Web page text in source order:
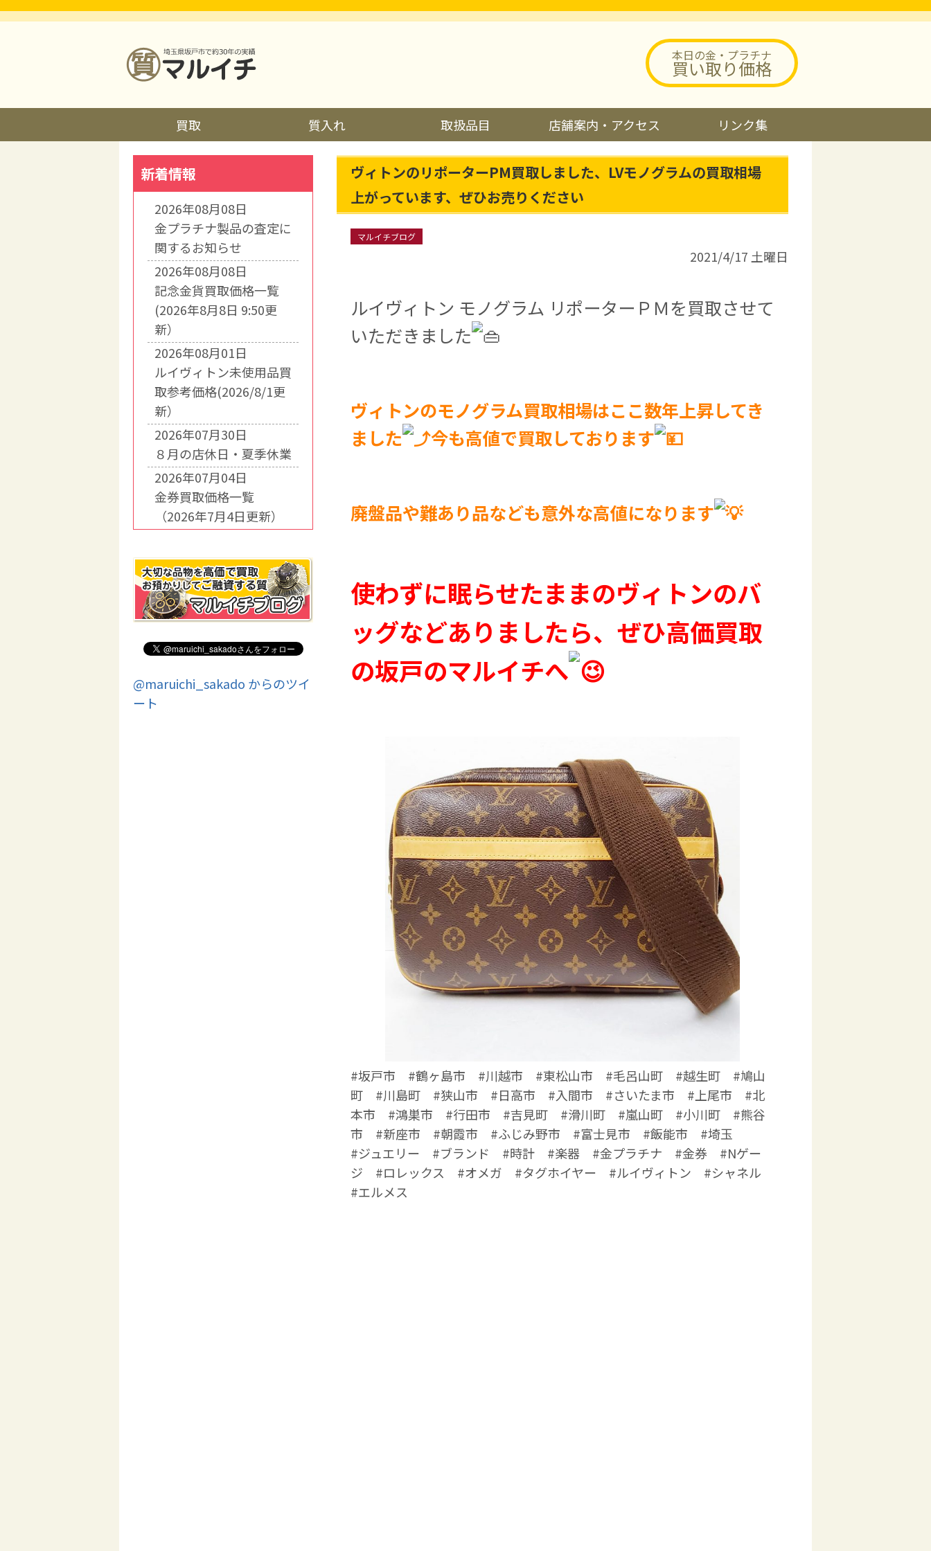
本日の金・プラチナ
買い取り価格
買取 質入れ 取扱品目 店舗案内・アクセス リンク集
ヴィトンのリポーターPM買取しました、LVモノグラムの買取相場
上がっています、ぜひお売りください
マルイチブログ
2021/4/17 土曜日
ルイヴィトン モノグラム リポーターＰＭを買取させて
いただきました
ヴィトンのモノグラム買取相場はここ数年上昇してき
ました
今も高値で買取しております
廃盤品や難あり品なども意外な高値になります
使わずに眠らせたままのヴィトンのバ
ッグなどありましたら、ぜひ高価買取
の坂戸のマルイチへ
#坂戸市 #鶴ヶ島市 #川越市 #東松山市 #毛呂山町 #越生町 #鳩山
町 #川島町 #狭山市 #日高市 #入間市 #さいたま市 #上尾市 #北
本市 #鴻巣市 #行田市 #吉見町 #滑川町 #嵐山町 #小川町 #熊谷
市 #新座市 #朝霞市 #ふじみ野市 #富士見市 #飯能市 #埼玉
#ジュエリー #ブランド #時計 #楽器 #金プラチナ #金券 #Nゲー
ジ #ロレックス #オメガ #タグホイヤー #ルイヴィトン #シャネル
#エルメス
新着情報
2026年08月08日
金プラチナ製品の査定に
関するお知らせ
2026年08月08日
記念金貨買取価格一覧
(2026年8月8日 9:50更
新）
2026年08月01日
ルイヴィトン未使用品買
取参考価格(2026/8/1更
新）
2026年07月30日
８月の店休日・夏季休業
2026年07月04日
金券買取価格一覧
（2026年7月4日更新）
@maruichi_sakado からのツイ
ート